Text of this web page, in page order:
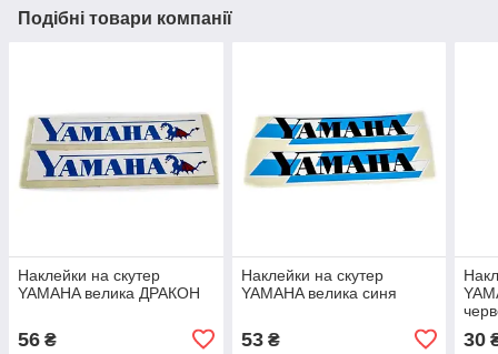
Подібні товари компанії
Наклейки на скутер
YAMAHA велика ДРАКОН
56 ₴
Наклейки на скутер
YAMAHA велика синя
53₴ 30